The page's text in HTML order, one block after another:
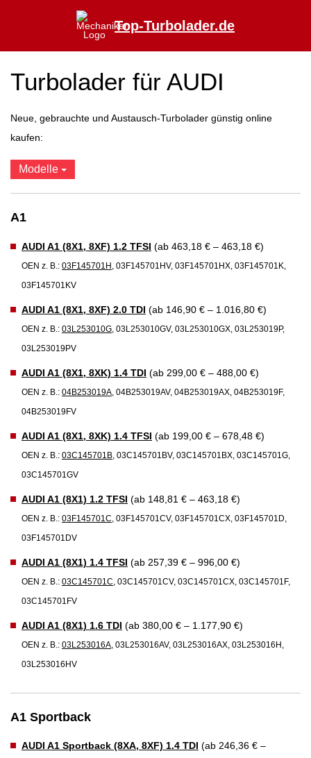
Top-Turbolader.de
Turbolader für AUDI
Neue, gebrauchte und Austausch-Turbolader günstig online
kaufen:
Modelle
A1
AUDI A1 (8X1, 8XF) 1.2 TFSI (ab 463,18 € – 463,18 €)
OEN z. B.: 03F145701H , 03F145701HV, 03F145701HX, 03F145701K,
03F145701KV
AUDI A1 (8X1, 8XF) 2.0 TDI (ab 146,90 € – 1.016,80 €)
OEN z. B.: 03L253010G , 03L253010GV, 03L253010GX, 03L253019P,
03L253019PV
AUDI A1 (8X1, 8XK) 1.4 TDI (ab 299,00 € – 488,00 €)
OEN z. B.: 04B253019A , 04B253019AV, 04B253019AX, 04B253019F,
04B253019FV
AUDI A1 (8X1, 8XK) 1.4 TFSI (ab 199,00 € – 678,48 €)
OEN z. B.: 03C145701B , 03C145701BV, 03C145701BX, 03C145701G,
03C145701GV
AUDI A1 (8X1) 1.2 TFSI (ab 148,81 € – 463,18 €)
OEN z. B.: 03F145701C , 03F145701CV, 03F145701CX, 03F145701D,
03F145701DV
AUDI A1 (8X1) 1.4 TFSI (ab 257,39 € – 996,00 €)
OEN z. B.: 03C145701C , 03C145701CV, 03C145701CX, 03C145701F,
03C145701FV
AUDI A1 (8X1) 1.6 TDI (ab 380,00 € – 1.177,90 €)
OEN z. B.: 03L253016A , 03L253016AV, 03L253016AX, 03L253016H,
03L253016HV
A1 Sportback
AUDI A1 Sportback (8XA, 8XF) 1.4 TDI (ab 246,36 € –